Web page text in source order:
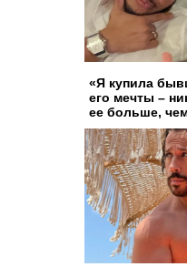
«Я купила
его мечты –
ее больше,